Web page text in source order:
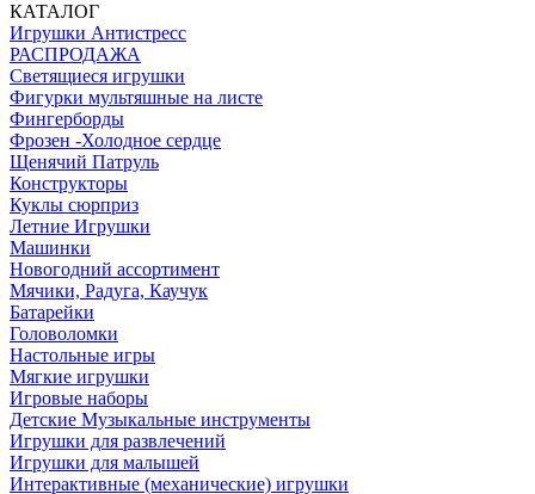
КАТАЛОГ
Игрушки Антистресс
РАСПРОДАЖА
Светящиеся игрушки
Фигурки мультяшные на листе
Фингерборды
Фрозен -Холодное сердце
Щенячий Патруль
Конструкторы
Куклы сюрприз
Летние Игрушки
Машинки
Новогодний ассортимент
Мячики, Радуга, Каучук
Батарейки
Головоломки
Настольные игры
Мягкие игрушки
Игровые наборы
Детские Музыкальные инструменты
Игрушки для развлечений
Игрушки для малышей
Интерактивные (механические) игрушки